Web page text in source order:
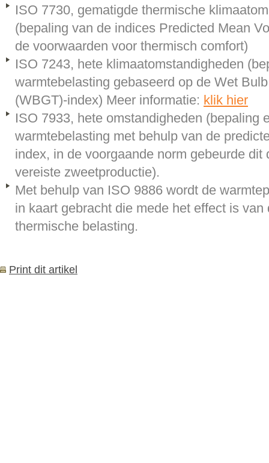
ISO 7730, gematigde thermische
(bepaling van de indices Predicted Mean
de voorwaarden voor thermisch comfort)
ISO 7243, hete klimaatomstandigheden
warmtebelasting gebaseerd op de Wet
(WBGT)-index) Meer informatie: klik hier
ISO 7933, hete omstandigheden (bepaling
warmtebelasting met behulp van de
index, in de voorgaande norm gebeurde dit
vereiste zweetproductie).
Met behulp van ISO 9886 wordt de
in kaart gebracht die mede het effect is van
thermische belasting.
Print dit artikel